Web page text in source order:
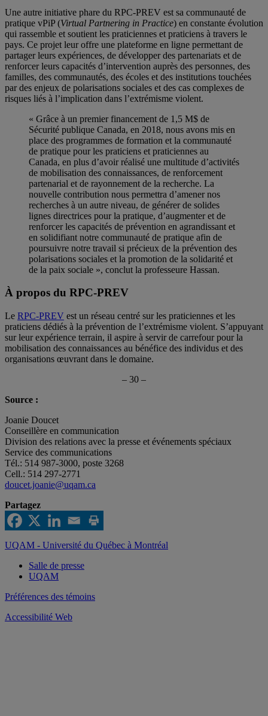
Une autre initiative phare du RPC-PREV est sa communauté de
pratique vPiP (Virtual Partnering in Practice) en constante évolution
qui rassemble et soutient les praticiennes et praticiens à travers le
pays. Ce projet leur offre une plateforme en ligne permettant de
partager leurs expériences, de développer des partenariats et de
renforcer leurs capacités d’intervention auprès des personnes, des
familles, des communautés, des écoles et des institutions touchées
par des enjeux de polarisations sociales et des cas complexes de
risques liés à l’implication dans l’extrémisme violent.
« Grâce à un premier financement de 1,5 M$ de
Sécurité publique Canada, en 2018, nous avons mis en
place des programmes de formation et la communauté
de pratique pour les praticiens et praticiennes au
Canada, en plus d’avoir réalisé une multitude d’activités
de mobilisation des connaissances, de renforcement
partenarial et de rayonnement de la recherche. La
nouvelle contribution nous permettra d’amener nos
recherches à un autre niveau, de générer de solides
lignes directrices pour la pratique, d’augmenter et de
renforcer les capacités de prévention en agrandissant et
en solidifiant notre communauté de pratique afin de
poursuivre notre travail si précieux de la prévention des
polarisations sociales et la promotion de la solidarité et
de la paix sociale », conclut la professeure Hassan.
À propos du RPC-PREV
Le RPC-PREV est un réseau centré sur les praticiennes et les
praticiens dédiés à la prévention de l’extrémisme violent. S’appuyant
sur leur expérience terrain, il aspire à servir de carrefour pour la
mobilisation des connaissances au bénéfice des individus et des
organisations œuvrant dans le domaine.
– 30 –
Source :
Joanie Doucet
Conseillère en communication
Division des relations avec la presse et événements spéciaux
Service des communications
Tél.: 514 987-3000, poste 3268
Cell.: 514 297-2771
doucet.joanie@uqam.ca
Partagez
UQAM - Université du Québec à Montréal
Salle de presse
UQAM
Préférences des témoins
Accessibilité Web